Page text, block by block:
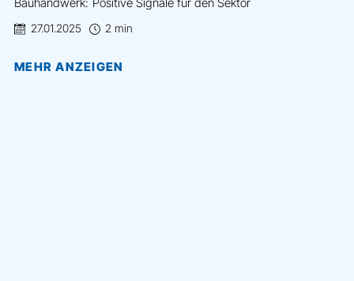
27.01.2025 2 min
MEHR ANZEIGEN